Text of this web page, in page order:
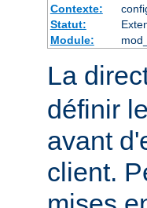
Contexte:
Statut:
Module:
La
définir
avant
client.